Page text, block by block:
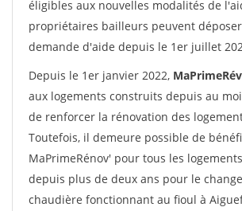
éligibles aux nouvelles modalités de
propriétaires bailleurs peuvent
demande d'aide depuis le 1er juillet
Depuis le 1er janvier 2022,
aux logements construits depuis au
de renforcer la rénovation des
Toutefois, il demeure possible de
MaPrimeRénov' pour tous les
depuis plus de deux ans pour le
chaudière fonctionnant au fioul à